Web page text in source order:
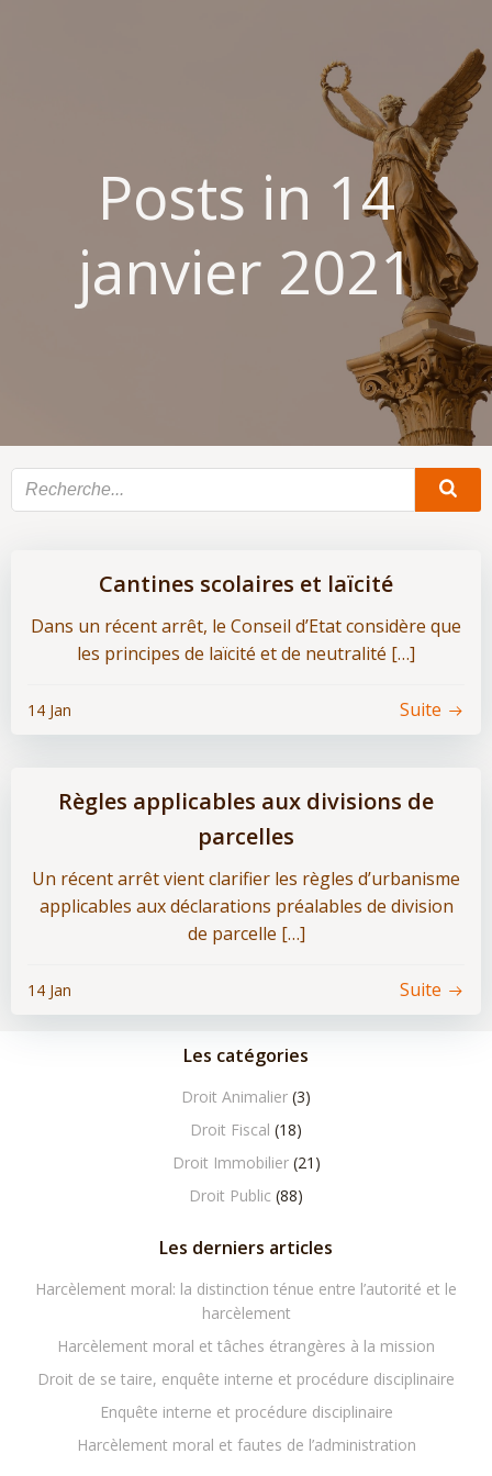
Posts in 14
janvier 2021
Cantines scolaires et laïcité
Dans un récent arrêt, le Conseil d’Etat considère que
les principes de laïcité et de neutralité […]
14 Jan Suite
Règles applicables aux divisions de
parcelles
Un récent arrêt vient clarifier les règles d’urbanisme
applicables aux déclarations préalables de division
de parcelle […]
14 Jan Suite
Les catégories
Droit Animalier (3)
Droit Fiscal (18)
Droit Immobilier(21)
Droit Public (88)
Les derniers articles
Harcèlement moral: la distinction ténue entre l’autorité et le
harcèlement
Harcèlement moral et tâches étrangères à la mission
Droit de se taire, enquête interne et procédure disciplinaire
Enquête interne et procédure disciplinaire
Harcèlement moral et fautes de l’administration